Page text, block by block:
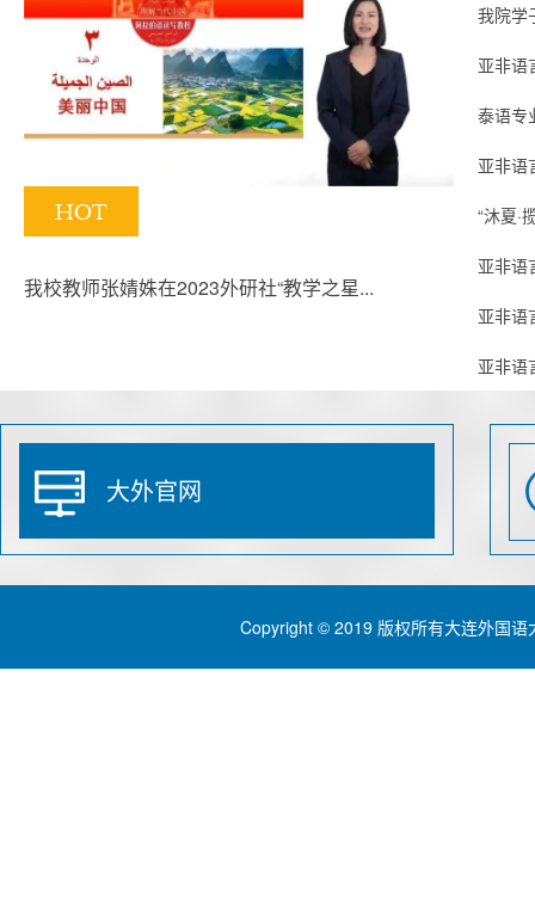
我校教师张婧姝在2023外研社“教学之星...
我院学
亚非语
泰语专
亚非语
​“沐夏·
亚非语
亚非语
亚非语
大外官网
Copyright © 2019 版权所有大连外国